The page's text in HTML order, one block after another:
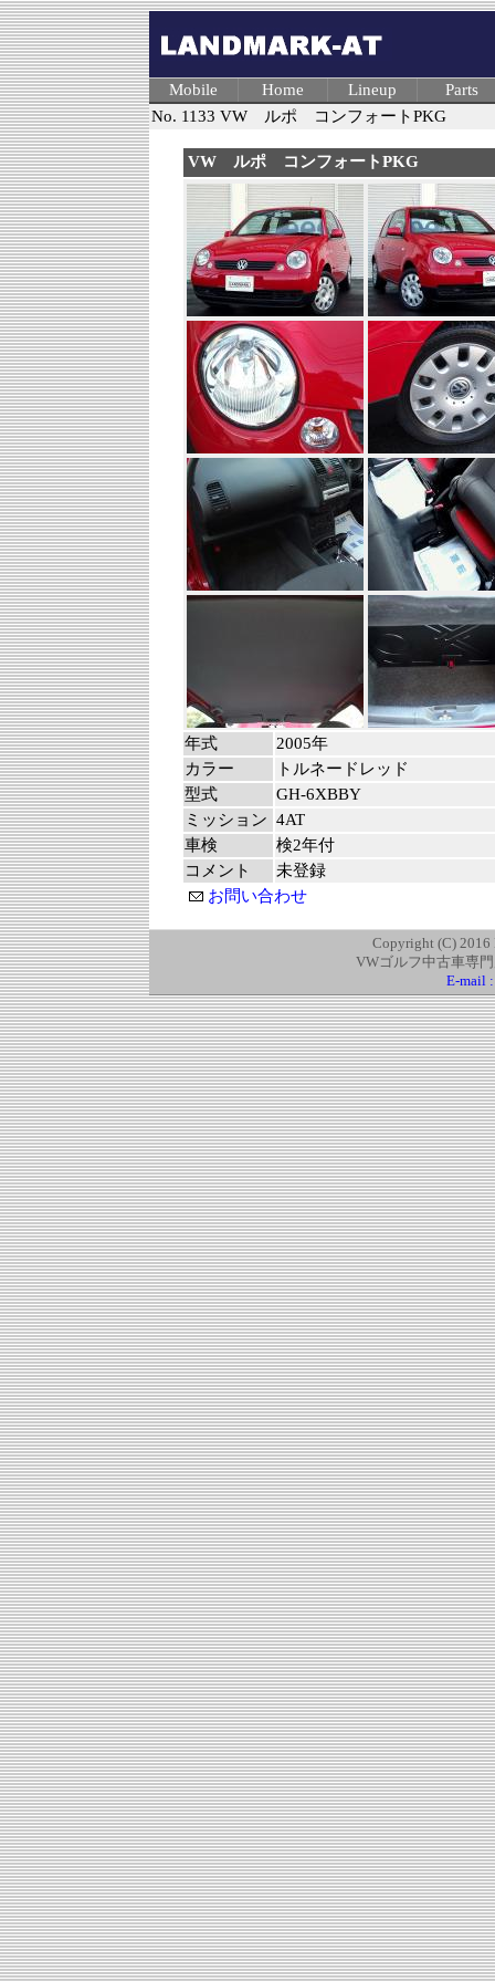
Mobile Home Lineup
Parts
No. 1133 VW ルポ コンフォートPKG
VW ルポ コンフォートPKG
年式
2005年
カラー
トルネードレッド
型式
GH-6XBBY
ミッション 4AT
車検
検2年付
コメント
未登録
お問い合わせ
Copyright (C) 2016
VWゴルフ中古車専
E-mail